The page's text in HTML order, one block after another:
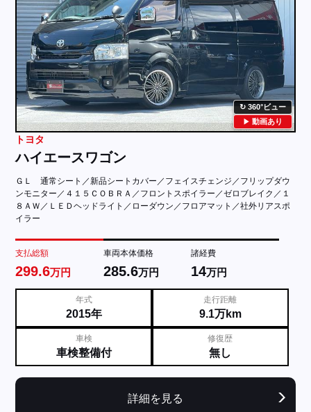
360°ビュー
動画あり
トヨタ
ハイエースワゴン
ＧＬ 通常シート／新品シートカバー／フェイスチェンジ／フリップダウ
ンモニター／４１５ＣＯＢＲＡ／フロントスポイラー／ゼロブレイク／１
８ＡＷ／ＬＥＤヘッドライト／ローダウン／フロアマット／社外リアスポ
イラー
支払総額
299.6万円
車両本体価格
285.6万円
諸経費
14万円
年式
2015年
走行距離
9.1万km
車検
車検整備付
修復歴
無し
詳細を見る